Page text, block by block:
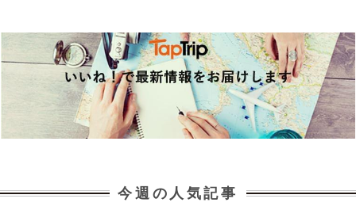
今週の人気記事